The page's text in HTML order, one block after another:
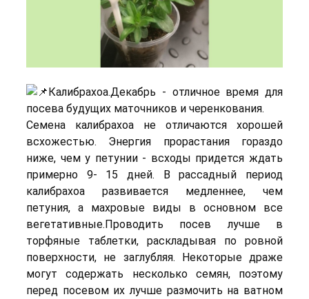
Калибрахоа.Декабрь - отличное время для
посева будущих маточников и черенкования.
Семена калибрахоа не отличаются хорошей
всхожестью. Энергия прорастания гораздо
ниже, чем у петунии - всходы придется ждать
примерно 9- 15 дней. В рассадный период
калибрахоа развивается медленнее, чем
петуния, а махровые виды в основном все
вегетативные.Проводить посев лучше в
торфяные таблетки, раскладывая по ровной
поверхности, не заглубляя. Некоторые драже
могут содержать несколько семян, поэтому
перед посевом их лучше размочить на ватном